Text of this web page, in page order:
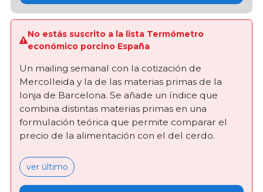
No estás suscrito a la lista Termómetro
económico porcino España
Un mailing semanal con la cotización de
Mercolleida y la de las materias primas de la
lonja de Barcelona. Se añade un índice que
combina distintas materias primas en una
formulación teórica que permite comparar el
precio de la alimentación con el del cerdo.
ver último